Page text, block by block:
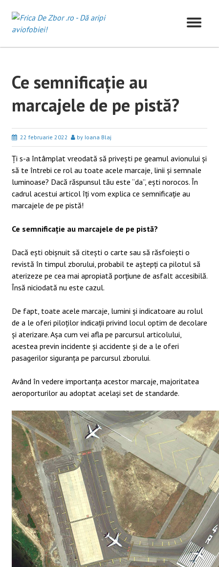
content
Ce semnificație au
marcajele de pe pistă?
22 februarie 2022 by Ioana Blaj
Ți s-a întâmplat vreodată să privești pe geamul avionului și
să te întrebi ce rol au toate acele marcaje, linii și semnale
luminoase? Dacă răspunsul tău este “da”, ești norocos. În
cadrul acestui articol îți vom explica ce semnificație au
marcajele de pe pistă!
Ce semnificație au marcajele de pe pistă?
Dacă ești obișnuit să citești o carte sau să răsfoiești o
revistă în timpul zborului, probabil te aștepți ca pilotul să
aterizeze pe cea mai apropiată porțiune de asfalt accesibilă.
Însă niciodată nu este cazul.
De fapt, toate acele marcaje, lumini și indicatoare au rolul
de a le oferi piloților indicații privind locul optim de decolare
și aterizare. Așa cum vei afla pe parcursul articolului,
acestea previn incidente și accidente și de a le oferi
pasagerilor siguranța pe parcursul zborului.
Având în vedere importanța acestor marcaje, majoritatea
aeroporturilor au adoptat același set de standarde.